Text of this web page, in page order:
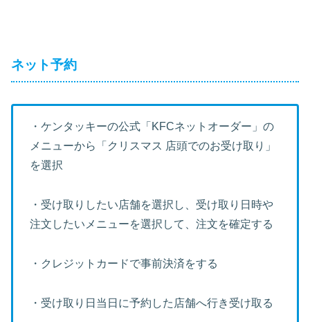
ネット予約
・ケンタッキーの公式「KFCネットオーダー」の
メニューから「クリスマス 店頭でのお受け取り」
を選択
・受け取りしたい店舗を選択し、受け取り日時や
注文したいメニューを選択して、注文を確定する
・クレジットカードで事前決済をする
・受け取り日当日に予約した店舗へ行き受け取る